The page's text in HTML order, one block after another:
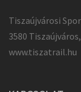
Tiszaújvárosi
3580
www.tiszatrail.hu